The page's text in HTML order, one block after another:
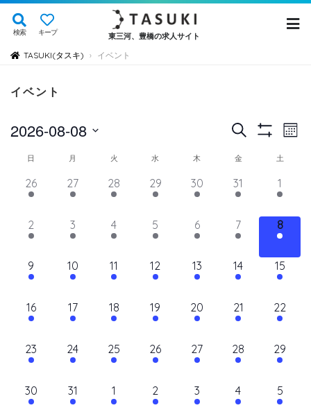
検索 キープ 東三河、豊橋の求人サイト
TASUKI(タスキ) › イベント
イベント
イ
ベ
ン
ト
を
検
索
て
ビ
ゲ
ー
検
Filters
イ
ュ
ナ
2026-08-08
イ
ベ
ト
の
カ
レ
ン
ダ
ー
日 月 火 水 木 金 土
14
イ
ン
26
11
イ
ン
27
11
イ
ン
28
11
イ
ン
29
11
イ
ン
30
11
イ
ン
31
12
イ
ベ
ン
1
11
イ
ン
2
11
イ
ン
3
11
イ
ン
4
11
イ
ン
5
11
イ
ン
6
11
イ
ン
7
11
イ
ベ
ン
8
12
イ
ン
9
10
イ
ン
10
10
イ
ン
11
10
イ
ン
12
10
イ
ン
13
10
イ
ン
14
10
イ
ン
15
10
イ
ン
16
9
イ
ン
17
9
イ
ン
18
9
イ
ン
19
9
イ
ン
20
9
イ
ン
21
10
イ
ン
22
10
イ
ン
23
10
イ
ン
24
9
イ
ン
25
9
イ
ン
26
10
イ
ン
27
9
イ
ン
28
10
イ
ン
29
10
イ
30
6
イ
31
6
イ
1
6
イ
2
6
イ
3
6
イ
4
6
イ
5